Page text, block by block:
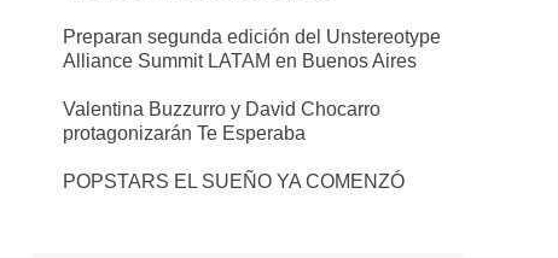
Preparan segunda edición del Unstereotype
Alliance Summit LATAM en Buenos Aires
Valentina Buzzurro y David Chocarro
protagonizarán Te Esperaba
POPSTARS EL SUEÑO YA COMENZÓ